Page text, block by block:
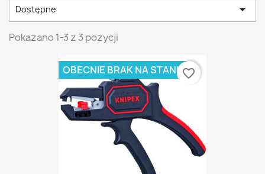
Dostępne 
Pokazano 1-3 z 3 pozycji
OBECNIE BRAK NA STANIEfavorite_border